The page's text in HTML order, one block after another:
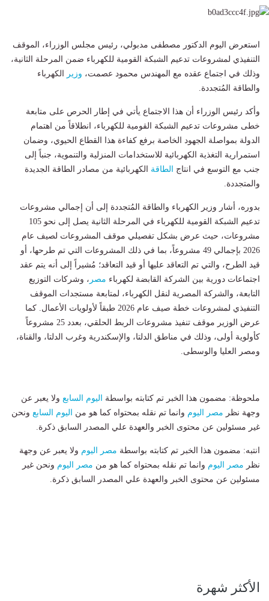
استعرض اليوم الدكتور مصطفى مدبولي، رئيس مجلس الوزراء، الموقف
التنفيذي لمشروعات تدعيم الشبكة القومية للكهرباء ضمن المرحلة الثانية،
وذلك في اجتماع عقده مع المهندس محمود عصمت، وزير
الكهرباء
والطاقة المُتجددة.
وأكد رئيس الوزراء أن هذا الاجتماع يأتي في إطار الحرص على متابعة
خطى مشروعات تدعيم الشبكة القومية للكهرباء، انطلاقاً من اهتمام
الدولة بمواصلة الجهود الخاصة برفع كفاءة هذا القطاع الحيوي، وضمان
استمرارية التغذية الكهربائية للاستخدامات المنزلية والتنموية، جنباً إلى
جنب مع التوسع في انتاج
الطاقة الكهربائية من مصادر الطاقة الجديدة
والمتجددة.
بدوره، أشار وزير الكهرباء والطاقة المُتجددة إلى أن إجمالي مشروعات
تدعيم الشبكة القومية للكهرباء في المرحلة الثانية يصل إلى نحو 105
مشروعات، حيث عرض بشكل تفصيلي موقف المشروعات لصيف عام
2026 بإجمالي 49 مشروعاً، بما في ذلك المشروعات التي تم طرحها، أو
قيد الطرح، والتي تم التعاقد عليها أو قيد التعاقد؛ مُشيراً إلى أنه يتم عقد
اجتماعات دورية بين الشركة القابضة لكهرباء مصر ، وشركات التوزيع
التابعة، والشركة المصرية لنقل الكهرباء، لمتابعة مستجدات الموقف
التنفيذي لمشروعات خطة صيف عام 2026 طبقاً لأولويات الأعمال. كما
عرض الوزير موقف تنفيذ مشروعات الربط الحلقي، بعدد 25 مشروعاً
كأولوية أولى، وذلك في مناطق الدلتا، والإسكندرية وغرب الدلتا، والقناة،
ومصر العليا والوسطى.
ملحوظة: مضمون هذا الخبر تم كتابته بواسطة اليوم السابع ولا يعبر عن
وجهة نظر مصر اليوم وانما تم نقله بمحتواه كما هو من اليوم السابع ونحن
غير مسئولين عن محتوى الخبر والعهدة علي المصدر السابق ذكرة.
انتبه: مضمون هذا الخبر تم كتابته بواسطة مصر اليوم ولا يعبر عن وجهة
نظر مصر اليوم وانما تم نقله بمحتواه كما هو من مصر اليوم ونحن غير
مسئولين عن محتوى الخبر والعهدة علي المصدر السابق ذكرة.
الأكثر شهرة